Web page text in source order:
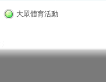
大眾體育活動